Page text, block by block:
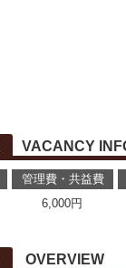
VACANCY
管理費・共益費
6,000円
OVERVIEW